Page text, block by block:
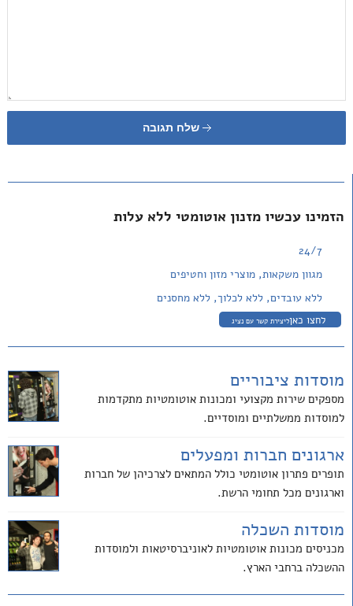
שלח תגובה
הזמינו עכשיו מזנון אוטומטי ללא עלות
24/7
מגוון משקאות, מוצרי מזון וחטיפים
ללא עובדים, ללא לכלוך, ללא מחסנים
לחצו כאןליצירת קשר עם נציג
מוסדות ציבוריים
מספקים שירות מקצועי ומכונות אוטומטיות מתקדמות
למוסדות ממשלתיים ומוסדיים.
ארגונים חברות ומפעלים
תופרים פתרון אוטומטי כולל המתאים לצרכיהן של חברות
וארגונים מכל תחומי הרשת.
מוסדות השכלה
מכניסים מכונות אוטומטיות לאוניברסיטאות ולמוסדות
ההשכלה ברחבי הארץ.